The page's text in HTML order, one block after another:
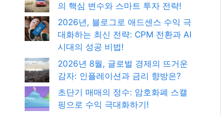
의 핵심 변수와 스마트 투자 전략!
2026년, 블로그로 애드센스 수익 극
대화하는 최신 전략: CPM 전환과 AI
시대의 성공 비법!
2026년 8월, 글로벌 경제의 뜨거운
감자: 인플레이션과 금리 향방은?
초단기 매매의 정수: 암호화폐 스캘
핑으로 수익 극대화하기!